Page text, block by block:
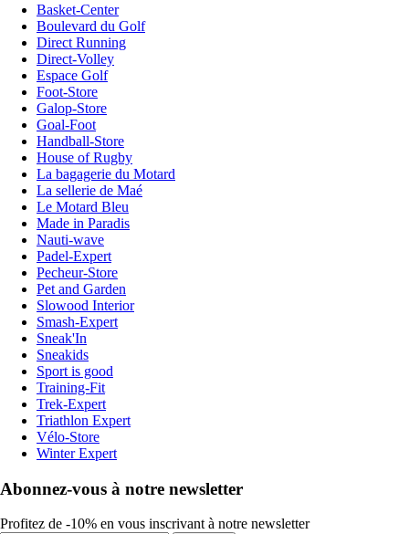
Basket-Center
Boulevard du Golf
Direct Running
Direct-Volley
Espace Golf
Foot-Store
Galop-Store
Goal-Foot
Handball-Store
House of Rugby
La bagagerie du Motard
La sellerie de Maé
Le Motard Bleu
Made in Paradis
Nauti-wave
Padel-Expert
Pecheur-Store
Pet and Garden
Slowood Interior
Smash-Expert
Sneak'In
Sneakids
Sport is good
Training-Fit
Trek-Expert
Triathlon Expert
Vélo-Store
Winter Expert
Abonnez-vous à notre newsletter
Profitez de -10% en vous inscrivant à notre newsletter